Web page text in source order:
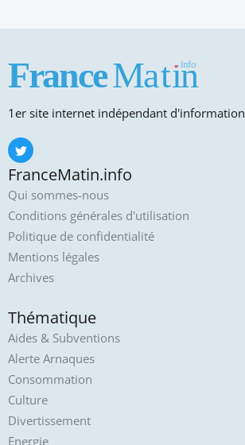
1er site internet indépendant
FranceMatin.info
Qui sommes-nous
Conditions générales d'utilisation
Politique de confidentialité
Mentions légales
Archives
Thématique
Aides & Subventions
Alerte Arnaques
Consommation
Culture
Divertissement
Energie